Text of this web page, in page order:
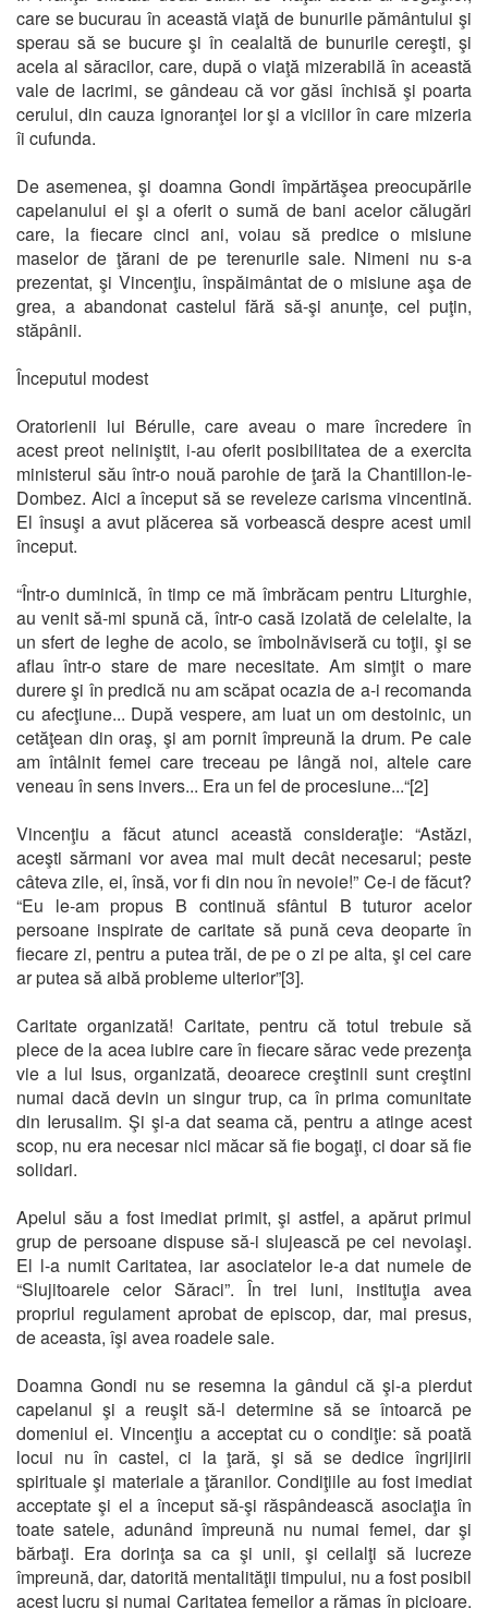
care se bucurau în această viaţă de bunurile pământului şi
sperau să se bucure şi în cealaltă de bunurile cereşti, şi
acela al săracilor, care, după o viaţă mizerabilă în această
vale de lacrimi, se gândeau că vor găsi închisă şi poarta
cerului, din cauza ignoranţei lor şi a viciilor în care mizeria
îi cufunda.
De asemenea, şi doamna Gondi împărtăşea preocupările
capelanului ei şi a oferit o sumă de bani acelor călugări
care, la fiecare cinci ani, voiau să predice o misiune
maselor de ţărani de pe terenurile sale. Nimeni nu s-a
prezentat, şi Vincenţiu, înspăimântat de o misiune aşa de
grea, a abandonat castelul fără să-şi anunţe, cel puţin,
stăpânii.
Începutul modest
Oratorienii lui Bérulle, care aveau o mare încredere în
acest preot neliniştit, i-au oferit posibilitatea de a exercita
ministerul său într-o nouă parohie de ţară la Chantillon-le-
Dombez. Aici a început să se reveleze carisma vincentină.
El însuşi a avut plăcerea să vorbească despre acest umil
început.
“Într-o duminică, în timp ce mă îmbrăcam pentru Liturghie,
au venit să-mi spună că, într-o casă izolată de celelalte, la
un sfert de leghe de acolo, se îmbolnăviseră cu toţii, şi se
aflau într-o stare de mare necesitate. Am simţit o mare
durere şi în predică nu am scăpat ocazia de a-i recomanda
cu afecţiune... După vespere, am luat un om destoinic, un
cetăţean din oraş, şi am pornit împreună la drum. Pe cale
am întâlnit femei care treceau pe lângă noi, altele care
veneau în sens invers... Era un fel de procesiune...“[2]
Vincenţiu a făcut atunci această consideraţie: “Astăzi,
aceşti sărmani vor avea mai mult decât necesarul; peste
câteva zile, ei, însă, vor fi din nou în nevoie!” Ce-i de făcut?
“Eu le-am propus B continuă sfântul B tuturor acelor
persoane inspirate de caritate să pună ceva deoparte în
fiecare zi, pentru a putea trăi, de pe o zi pe alta, şi cei care
ar putea să aibă probleme ulterior”[3].
Caritate organizată! Caritate, pentru că totul trebuie să
plece de la acea iubire care în fiecare sărac vede prezenţa
vie a lui Isus, organizată, deoarece creştinii sunt creştini
numai dacă devin un singur trup, ca în prima comunitate
din Ierusalim. Şi şi-a dat seama că, pentru a atinge acest
scop, nu era necesar nici măcar să fie bogaţi, ci doar să fie
solidari.
Apelul său a fost imediat primit, şi astfel, a apărut primul
grup de persoane dispuse să-i slujească pe cei nevoiaşi.
El l-a numit Caritatea, iar asociatelor le-a dat numele de
“Slujitoarele celor Săraci”. În trei luni, instituţia avea
propriul regulament aprobat de episcop, dar, mai presus,
de aceasta, îşi avea roadele sale.
Doamna Gondi nu se resemna la gândul că şi-a pierdut
capelanul şi a reuşit să-l determine să se întoarcă pe
domeniul ei. Vincenţiu a acceptat cu o condiţie: să poată
locui nu în castel, ci la ţară, şi să se dedice îngrijirii
spirituale şi materiale a ţăranilor. Condiţiile au fost imediat
acceptate şi el a început să-şi răspândească asociaţia în
toate satele, adunând împreună nu numai femei, dar şi
bărbaţi. Era dorinţa sa ca şi unii, şi ceilalţi să lucreze
împreună, dar, datorită mentalităţii timpului, nu a fost posibil
acest lucru şi numai Caritatea femeilor a rămas în picioare.